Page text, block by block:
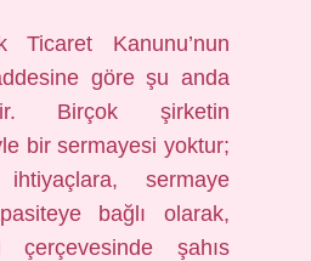
Ticaret Kanunu’nun
göre şu anda
Birçok şirketin
bir sermayesi yoktur;
sermaye
bağlı olarak,
çerçevesinde şahıs